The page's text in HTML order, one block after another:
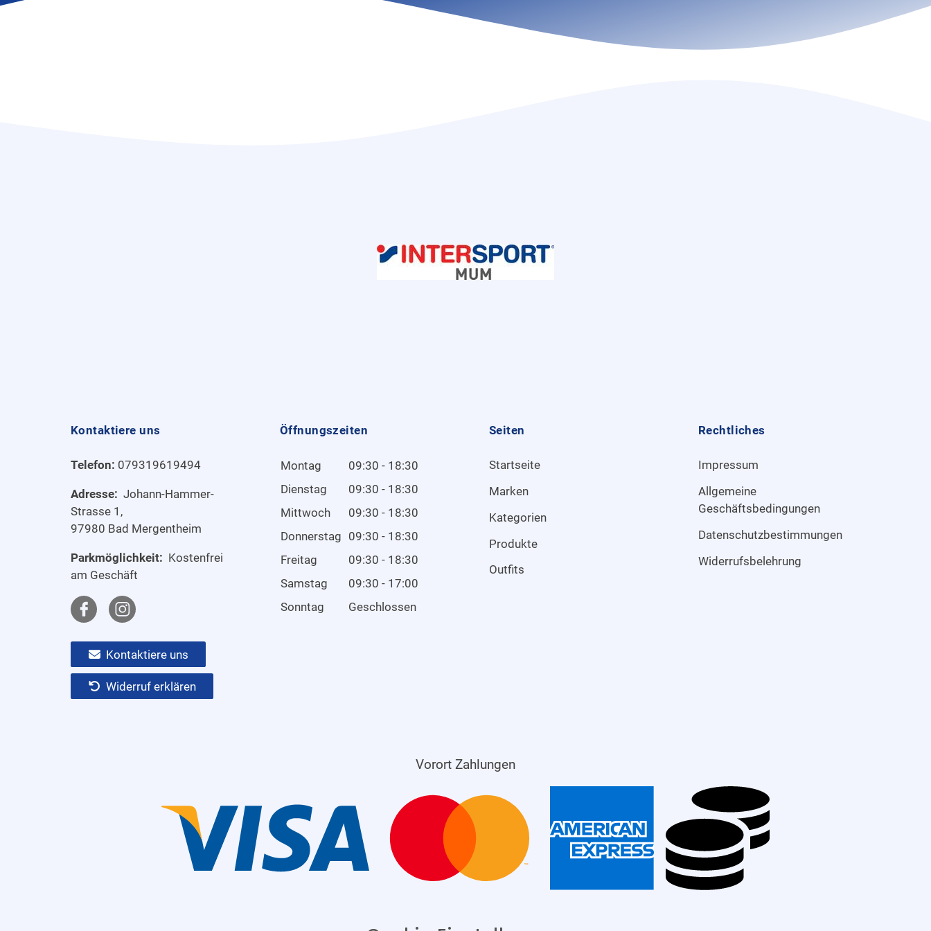
Kontaktiere uns
Telefon: 079319619494
Adresse: Johann-Hammer-
Strasse 1,
97980 Bad Mergentheim
Parkmöglichkeit: Kostenfrei
am Geschäft
Kontaktiere uns
Widerruf erklären
Öffnungszeiten
Montag
09:30 - 18:30
Dienstag
09:30 - 18:30
Mittwoch
09:30 - 18:30
Donnerstag 09:30 - 18:30
Freitag
09:30 - 18:30
Samstag
09:30 - 17:00
Sonntag
Geschlossen
Seiten
Startseite
Marken
Kategorien
Produkte
Outfits
Rechtliches
Impressum
Allgemeine
Geschäftsbedingungen
Datenschutzbestimmungen
Widerrufsbelehrung
Vorort Zahlungen